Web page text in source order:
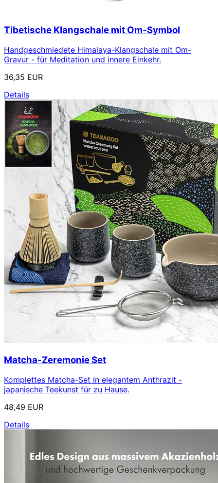
Tibetische Klangschale mit Om-Symbol
Handgeschmiedete Himalaya-Klangschale mit Om-
Gravur - für Meditation und innere Einkehr.
36,35 EUR
Details
Matcha-Zeremonie Set
Komplettes Matcha-Set in elegantem Anthrazit -
japanische Teekunst für zu Hause.
48,49 EUR
Details